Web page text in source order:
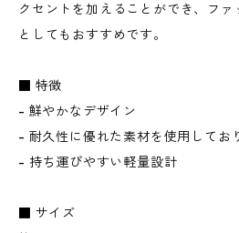
クセントを加えることができ、フ
としてもおすすめです。
■ 特徴
- 鮮やかなデザイン
- 耐久性に優れた素材を使用してお
- 持ち運びやすい軽量設計
■ サイズ